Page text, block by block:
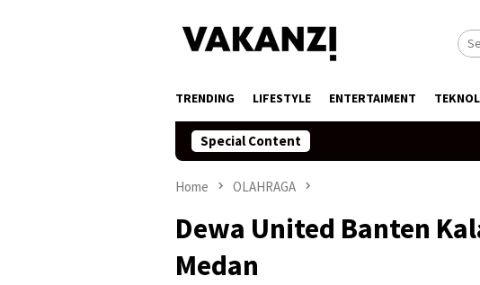
TRENDING LIFESTYLE ENTERTAIMENT
Special Content
Home OLAHRAGA
Dewa United Banten
Medan